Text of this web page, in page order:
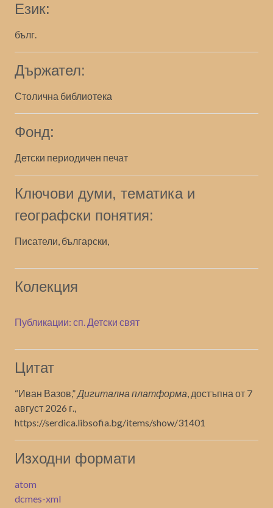
Език:
бълг.
Държател:
Столична библиотека
Фонд:
Детски периодичен печат
Ключови думи, тематика и
географски понятия:
Писатели, български,
Колекция
Публикации: сп. Детски свят
Цитат
“Иван Вазов,”Дигитална платформа, достъпна от 7
август 2026 г.,
https://serdica.libsofia.bg/items/show/31401
Изходни формати
atom
dcmes-xml